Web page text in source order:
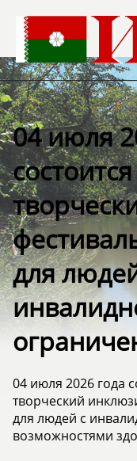
04 июля
для
04 июля 2026 года
творческий
для людей с
возможностями